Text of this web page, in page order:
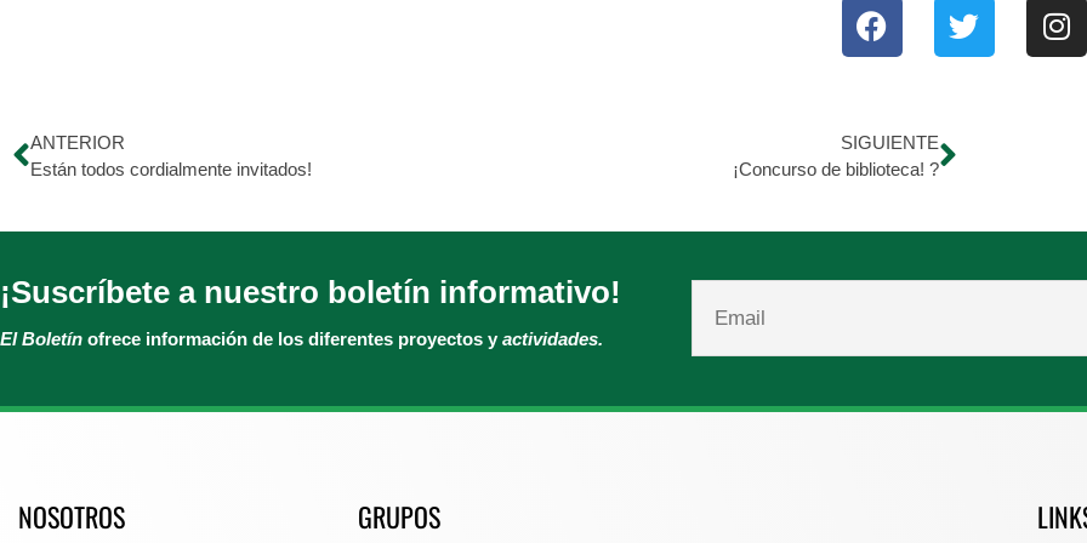
ANTERIOR
Están todos cordialmente invitados!
SIGUIENTE
¡Concurso de biblioteca! ?
¡Suscríbete a nuestro boletín informativo!
El Boletín ofrece información de los diferentes proyectos y actividades.
NOSOTROS GRUPOS